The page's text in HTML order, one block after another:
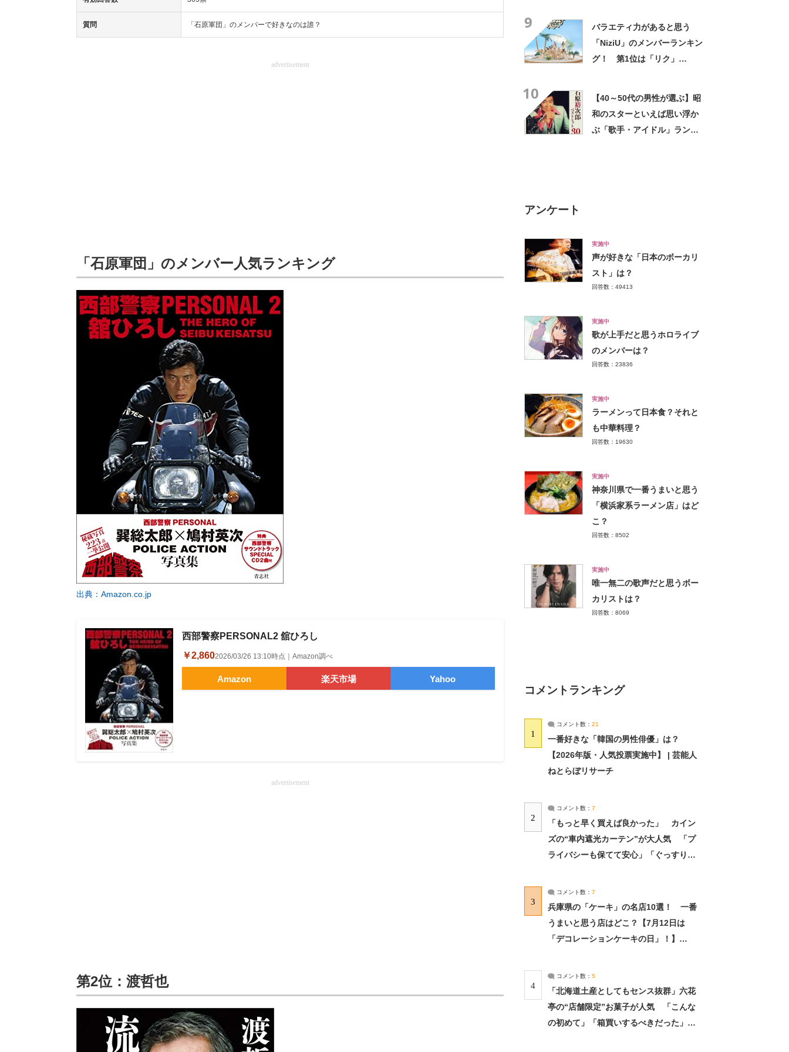
質問 「石原軍団」のメンバーで好きなのは誰？
advertisement
「石原軍団」のメンバー人気ランキング
出典：Amazon.co.jp
西部警察PERSONAL2 舘ひろし
￥2,8602026/03/26 13:10時点｜Amazon調べ
Amazon 楽天市場 Yahoo
advertisement
第2位：渡哲也
9
バラエティ力があると思う
「NiziU」のメンバーランキン
グ！ 第1位は「リク」
10
【40～50代の男性が選ぶ】昭
和のスターといえば思い浮か
ぶ「歌手・アイドル」ランキ
アンケート
実施中
声が好きな「日本のボーカリ
スト」は？
回答数：49413
実施中
歌が上手だと思うホロライブ
のメンバーは？
回答数：23836
実施中
ラーメンって日本食？それと
も中華料理？
回答数：19630
実施中
神奈川県で一番うまいと思う
「横浜家系ラーメン店」はど
こ？
回答数：8502
実施中
唯一無二の歌声だと思うボー
カリストは？
回答数：8069
コメントランキング
1
コメント数： 21
一番好きな「韓国の男性俳優」は？
【2026年版・人気投票実施中】 | 芸能人
ねとらぼリサーチ
2
コメント数： 7
「もっと早く買えば良かった」 カイン
ズの“車内遮光カーテン”が大人気 「プ
ライバシーも保てて安心」「ぐっすり眠
3
コメント数： 7
兵庫県の「ケーキ」の名店10選！ 一番
うまいと思う店はどこ？【7月12日は
「デコレーションケーキの日」！】
4
コメント数： 5
「北海道土産としてもセンス抜群」六花
亭の“店舗限定”お菓子が人気 「こんな
の初めて」「箱買いするべきだった」